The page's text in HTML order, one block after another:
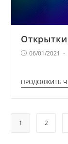
Открытки
06/01/2021
ПРОДОЛЖИТЬ
1 2